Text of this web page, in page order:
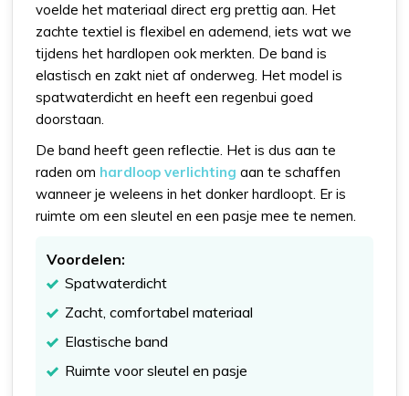
voelde het materiaal direct erg prettig aan. Het
zachte textiel is flexibel en ademend, iets wat we
tijdens het hardlopen ook merkten. De band is
elastisch en zakt niet af onderweg. Het model is
spatwaterdicht en heeft een regenbui goed
doorstaan.
De band heeft geen reflectie. Het is dus aan te
raden om hardloop verlichting aan te schaffen
wanneer je weleens in het donker hardloopt. Er is
ruimte om een sleutel en een pasje mee te nemen.
Voordelen:
Spatwaterdicht
Zacht, comfortabel materiaal
Elastische band
Ruimte voor sleutel en pasje